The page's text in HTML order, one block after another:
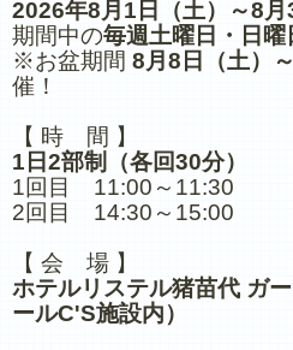
2026年8月1日（土）～8月
期間中の毎週土曜日・日曜
※お盆期間 8月8日（土）
催！
【 時 間 】
1日2部制（各回30分）
1回目 11:00～11:30
2回目 14:30～15:00
【 会 場 】
ホテルリステル猪苗代 ガ
ールC'S施設内）